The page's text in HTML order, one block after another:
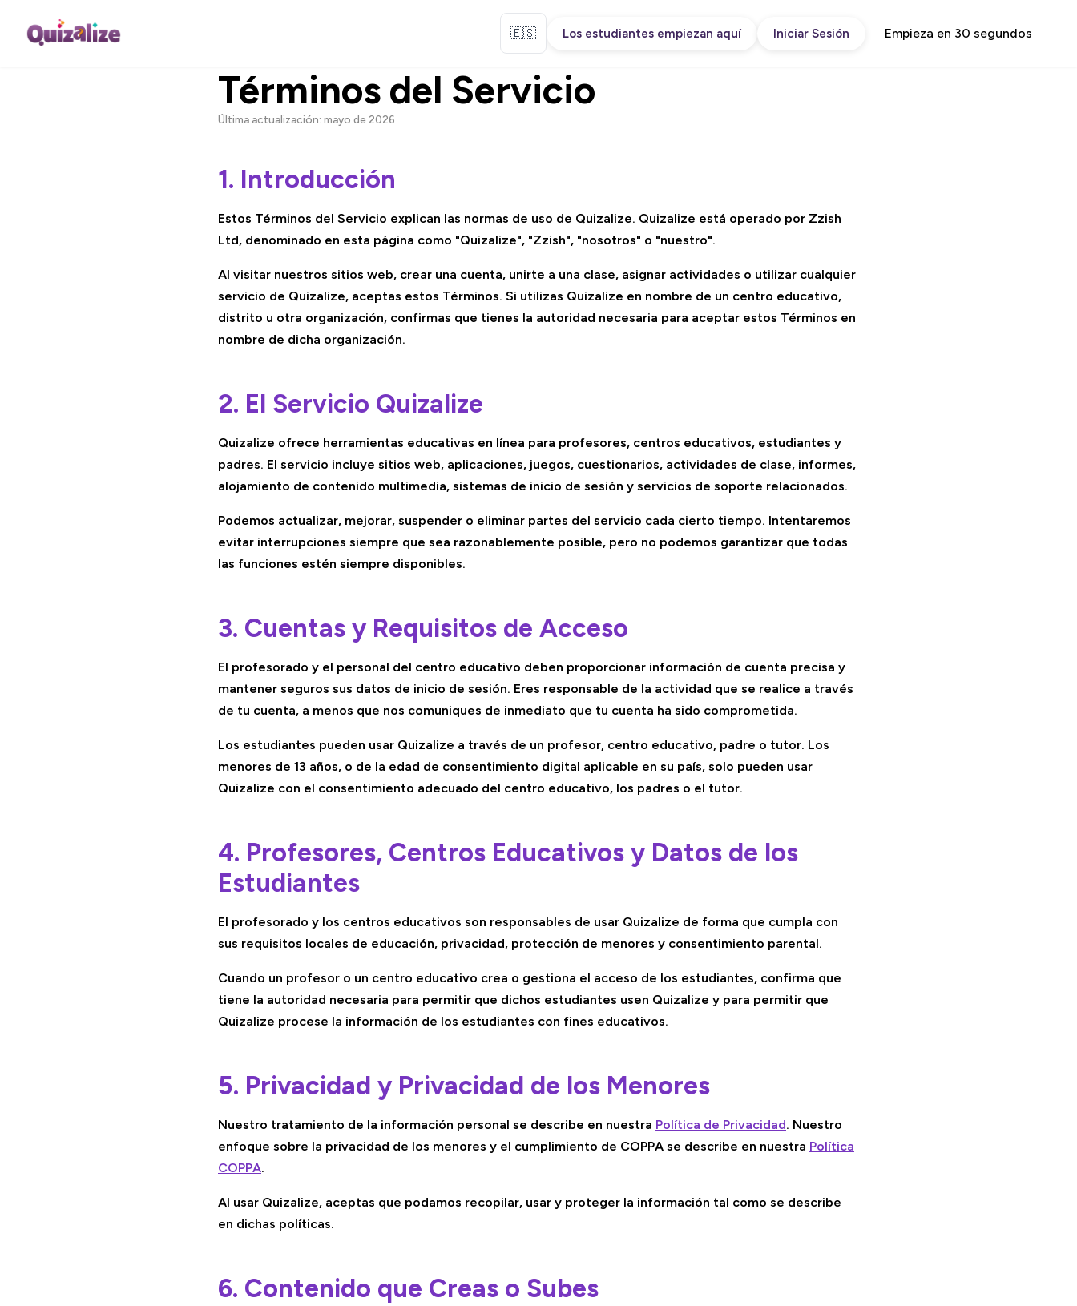
🇪🇸 Los estudiantes empiezan aquí Iniciar Sesión Empieza en 30 segundos
Términos del Servicio
Última actualización: mayo de 2026
1. Introducción
Estos Términos del Servicio explican las normas de uso de Quizalize. Quizalize está operado por Zzish
Ltd, denominado en esta página como "Quizalize", "Zzish", "nosotros" o "nuestro".
Al visitar nuestros sitios web, crear una cuenta, unirte a una clase, asignar actividades o utilizar cualquier
servicio de Quizalize, aceptas estos Términos. Si utilizas Quizalize en nombre de un centro educativo,
distrito u otra organización, confirmas que tienes la autoridad necesaria para aceptar estos Términos en
nombre de dicha organización.
2. El Servicio Quizalize
Quizalize ofrece herramientas educativas en línea para profesores, centros educativos, estudiantes y
padres. El servicio incluye sitios web, aplicaciones, juegos, cuestionarios, actividades de clase, informes,
alojamiento de contenido multimedia, sistemas de inicio de sesión y servicios de soporte relacionados.
Podemos actualizar, mejorar, suspender o eliminar partes del servicio cada cierto tiempo. Intentaremos
evitar interrupciones siempre que sea razonablemente posible, pero no podemos garantizar que todas
las funciones estén siempre disponibles.
3. Cuentas y Requisitos de Acceso
El profesorado y el personal del centro educativo deben proporcionar información de cuenta precisa y
mantener seguros sus datos de inicio de sesión. Eres responsable de la actividad que se realice a través
de tu cuenta, a menos que nos comuniques de inmediato que tu cuenta ha sido comprometida.
Los estudiantes pueden usar Quizalize a través de un profesor, centro educativo, padre o tutor. Los
menores de 13 años, o de la edad de consentimiento digital aplicable en su país, solo pueden usar
Quizalize con el consentimiento adecuado del centro educativo, los padres o el tutor.
4. Profesores, Centros Educativos y Datos de los
Estudiantes
El profesorado y los centros educativos son responsables de usar Quizalize de forma que cumpla con
sus requisitos locales de educación, privacidad, protección de menores y consentimiento parental.
Cuando un profesor o un centro educativo crea o gestiona el acceso de los estudiantes, confirma que
tiene la autoridad necesaria para permitir que dichos estudiantes usen Quizalize y para permitir que
Quizalize procese la información de los estudiantes con fines educativos.
5. Privacidad y Privacidad de los Menores
Nuestro tratamiento de la información personal se describe en nuestra Política de Privacidad. Nuestro
enfoque sobre la privacidad de los menores y el cumplimiento de COPPA se describe en nuestra Política
COPPA.
Al usar Quizalize, aceptas que podamos recopilar, usar y proteger la información tal como se describe
en dichas políticas.
6. Contenido que Creas o Subes